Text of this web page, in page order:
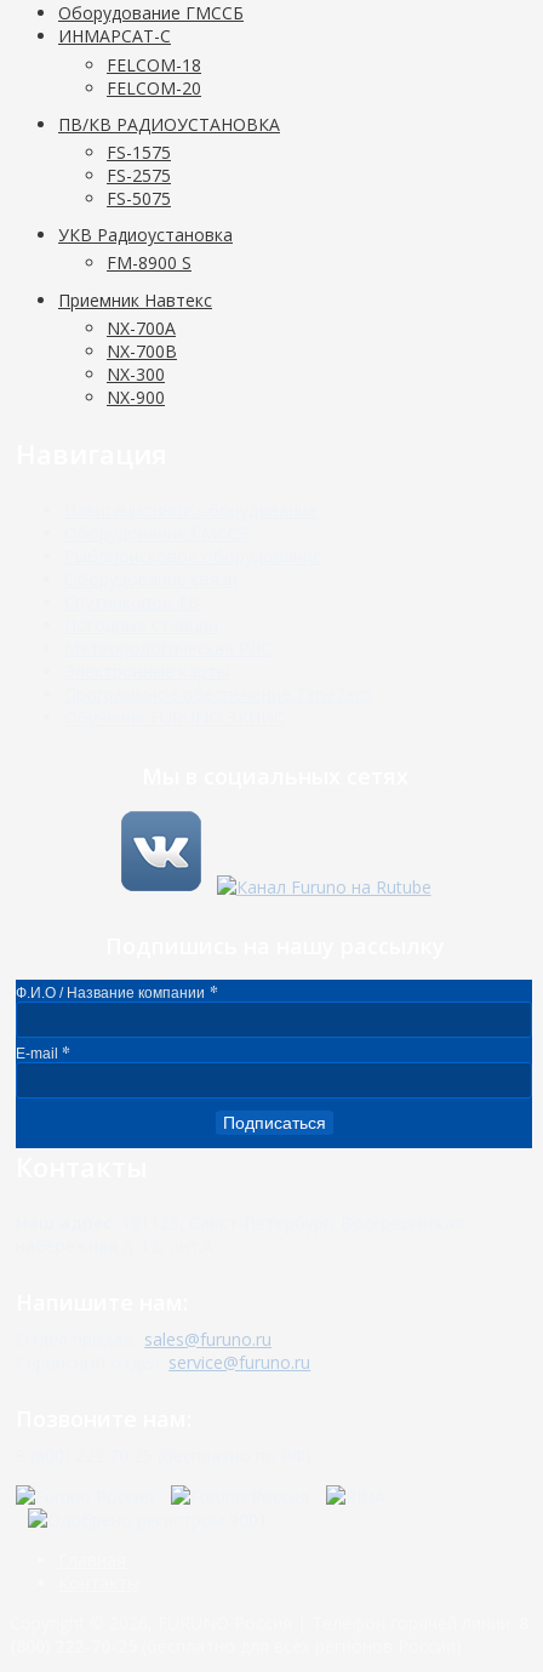
Оборудование ГМССБ
ИНМАРСАТ-С
FELCOM-18
FELCOM-20
ПВ/КВ РАДИОУСТАНОВКА
FS-1575
FS-2575
FS-5075
УКВ Радиоустановка
FM-8900 S
Приемник Навтекс
NX-700A
NX-700B
NX-300
NX-900
Ф.И.О / Название компании *
E-mail *
Подписаться
sales@furuno.ru
service@furuno.ru